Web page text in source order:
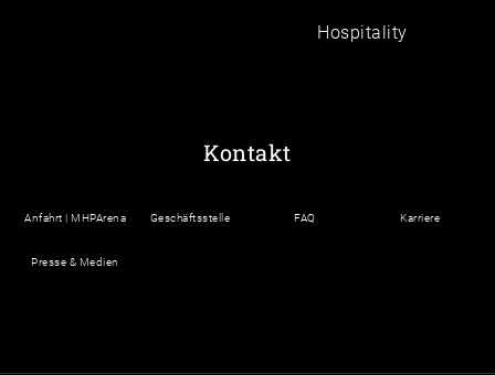
Hospitality
Kontakt
Anfahrt | MHPArena Geschäftsstelle FAQ Karriere
Presse & Medien